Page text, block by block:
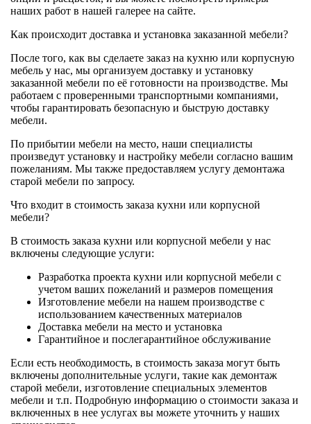
наших работ в нашей галерее на сайте.
Как происходит доставка и установка заказанной мебели?
После того, как вы сделаете заказ на кухню или корпусную
мебель у нас, мы организуем доставку и установку
заказанной мебели по её готовности на производстве. Мы
работаем с проверенными транспортными компаниями,
чтобы гарантировать безопасную и быструю доставку
мебели.
По прибытии мебели на место, наши специалисты
произведут установку и настройку мебели согласно вашим
пожеланиям. Мы также предоставляем услугу демонтажа
старой мебели по запросу.
Что входит в стоимость заказа кухни или корпусной
мебели?
В стоимость заказа кухни или корпусной мебели у нас
включены следующие услуги:
Разработка проекта кухни или корпусной мебели с
учетом ваших пожеланий и размеров помещения
Изготовление мебели на нашем производстве с
использованием качественных материалов
Доставка мебели на место и установка
Гарантийное и послегарантийное обслуживание
Если есть необходимость, в стоимость заказа могут быть
включены дополнительные услуги, такие как демонтаж
старой мебели, изготовление специальных элементов
мебели и т.п. Подробную информацию о стоимости заказа и
включенных в нее услугах вы можете уточнить у наших